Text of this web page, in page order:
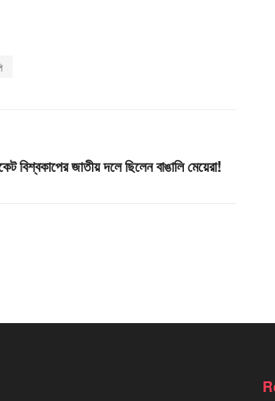
বিশ্বকাপের জাতীয় দলে ছিলেন বাঙালি মেয়েরা!